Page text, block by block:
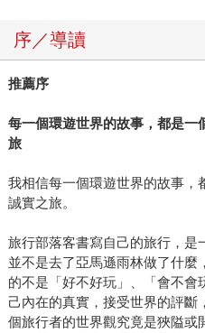
序／導讀
推薦序
每一個環遊世界的故事，都是一
旅
我相信每一個環遊世界的故事，
誠實之旅。
旅行部落客書寫自己的旅行，是
並不是去了亞馬遜雨林做了什麼
的不是「好不好玩」、「會不會
己內在的真實，接受世界的評斷
個旅行者的世界觀究竟是狹隘或